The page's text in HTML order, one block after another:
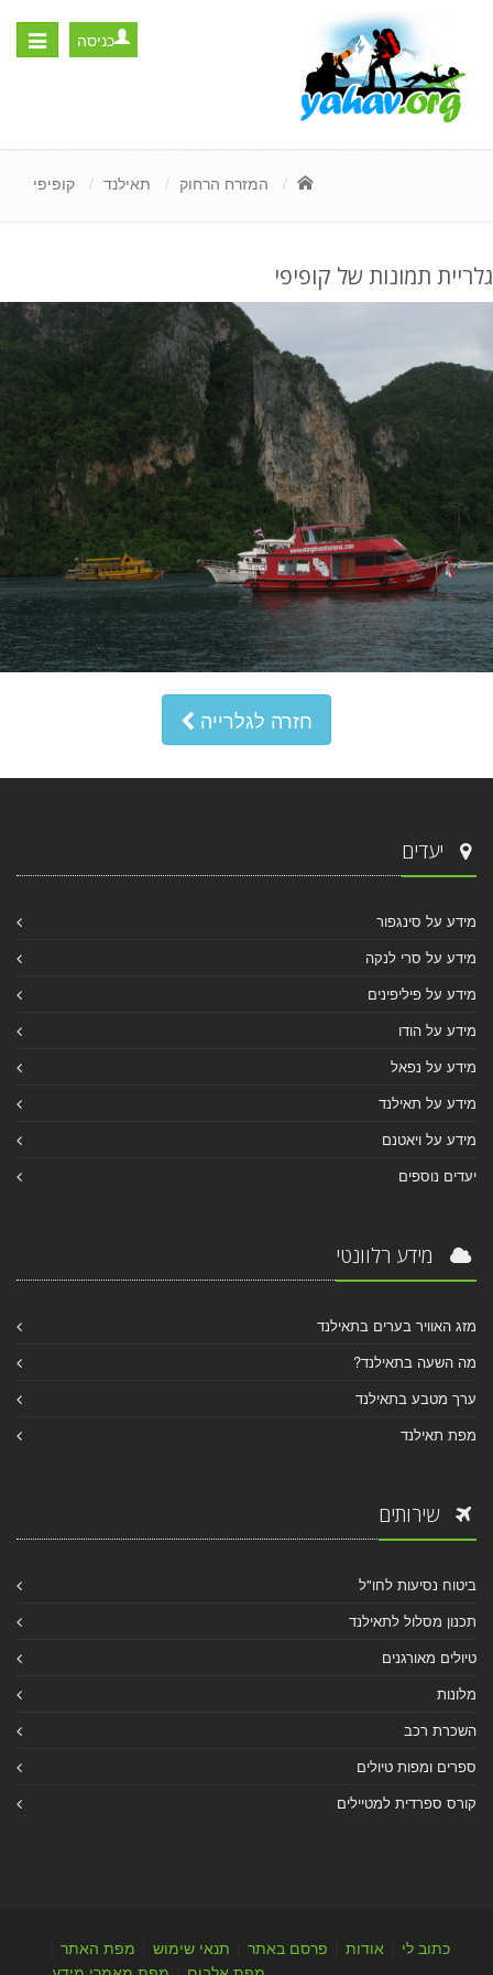
Toggle
כניסה
המזרח הרחוק תאילנד קופיפי
גלריית תמונות של קופיפי
חזרה לגלרייה
יעדים
מידע על סינגפור
מידע על סרי לנקה
מידע על פיליפינים
מידע על הודו
מידע על נפאל
מידע על תאילנד
מידע על ויאטנם
יעדים נוספים
מידע רלוונטי
מזג האוויר בערים בתאילנד
מה השעה בתאילנד?
ערך מטבע בתאילנד
מפת תאילנד
שירותים
ביטוח נסיעות לחו"ל
תכנון מסלול לתאילנד
טיולים מאורגנים
מלונות
השכרת רכב
ספרים ומפות טיולים
קורס ספרדית למטיילים
כתוב לי אודות פרסם באתר תנאי שימוש מפת האתר